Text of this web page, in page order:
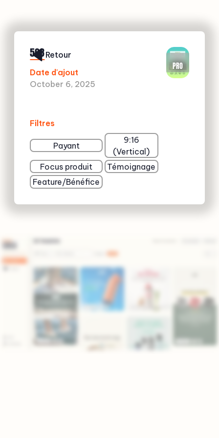
508
Date d'ajout
October 6, 2025
Filtres
Payant
9:16
(Vertical)
Focus produit
Témoignage
Feature/Bénéfice
PRO
Retour